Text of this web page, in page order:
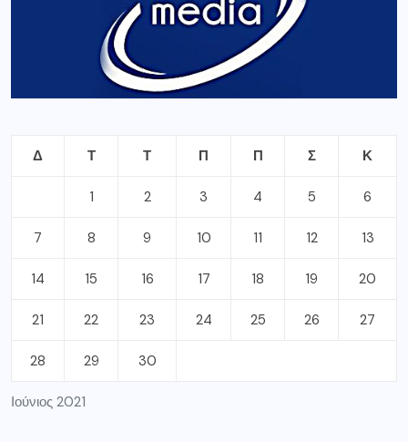
Ιούνιος 2021
Δ Τ Τ Π Π Σ Κ
1 2 3 4 5 6
7 8 9 10 11 12 13
14 15 16 17 18 19 20
21 22 23 24 25 26 27
28 29 30